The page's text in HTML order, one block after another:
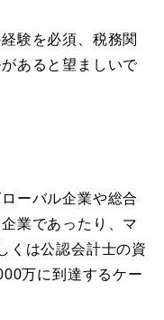
験を必須、税務関
あると望ましいで
ーバル企業や総合
業であったり、マ
くは公認会計士の資
万に到達するケー